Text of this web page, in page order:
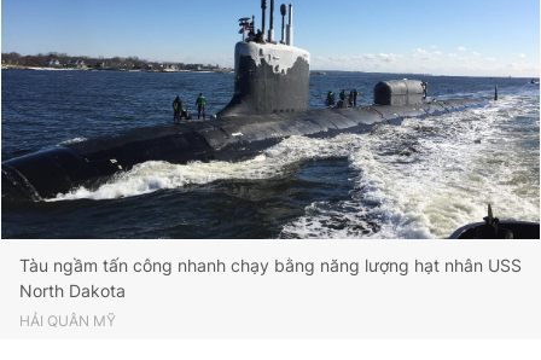
Hotline
0906 645 777
Liên hệ quảng cáo
0908 780 404
Đặt báo Quảng cáo RSS Tòa soạn Chính sách bảo
Tổng biên tập: Nguyễn Ngọc Toàn
Phó tổng biên tập thường trực: Hải Thành
Phó tổng biên tập: Lâm Hiếu Dũng
Phó tổng biên tập: Trần Việt Hưng
Tổng thư ký tòa soạn: Đức Trung
Giấy phép xuất bản số 110/GP - BTTTT cấp ngày 24.3.2020
Tàu ngầm tấn công nhanh chạy bằng năng lượng hạt nhân USS
North Dakota
HẢI QUÂN MỸ